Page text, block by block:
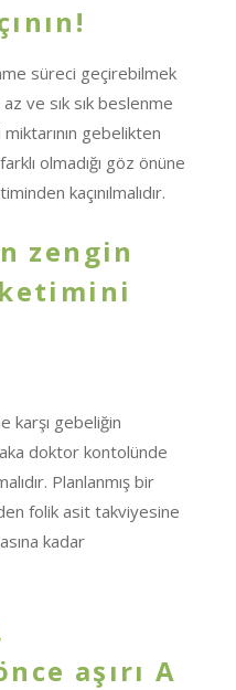
süreci geçirebilmek
ve sık sık beslenme
miktarının gebelikten
olmadığı göz önüne
kaçınılmalıdır.
zengin
karşı gebeliğin
doktor kontolünde
Planlanmış bir
folik asit takviyesine
kadar
aşırı A